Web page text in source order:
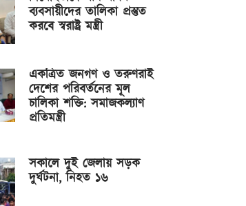
ব্যবসায়ীদের তালিকা প্রস্তুত
করবে স্বরাষ্ট্র মন্ত্রী
একত্রিত জনগণ ও তরুণরাই
দেশের পরিবর্তনের মূল
চালিকা শক্তি: সমাজকল্যাণ
প্রতিমন্ত্রী
সকালে দুই জেলায় সড়ক
দুর্ঘটনা, নিহত ১৬